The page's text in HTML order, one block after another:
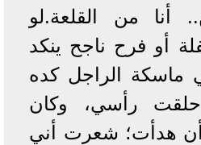
أنا من القلعة.لو
أو فرح ناجح ينكد
ماسكة الراجل كده
حلقت رأسي، وكان
أن هدأت؛ شعرت أني